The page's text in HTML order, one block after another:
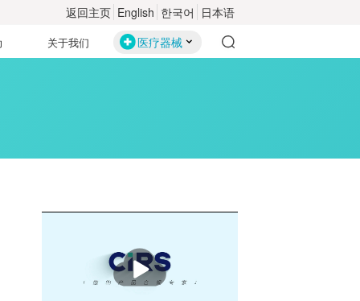
返回主页 English 한국어 日本语
关于我们 医疗器械
播
放